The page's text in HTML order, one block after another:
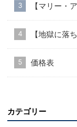
【マリー・
【地獄に落
価格表
カテゴリー